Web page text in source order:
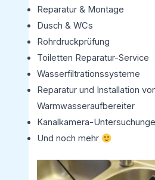
Reparatur & Montage
Dusch & WCs
Rohrdruckprüfung
Toiletten Reparatur-Service
Wasserfiltrationssysteme
Reparatur und Installation
Warmwasseraufbereiter
Kanalkamera-
Und noch mehr